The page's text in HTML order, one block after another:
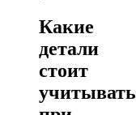
Какие
детали
стоит
учитывать